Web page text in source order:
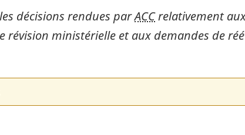
décisions rendues parACCrelativement
révision ministérielle et aux demandes de